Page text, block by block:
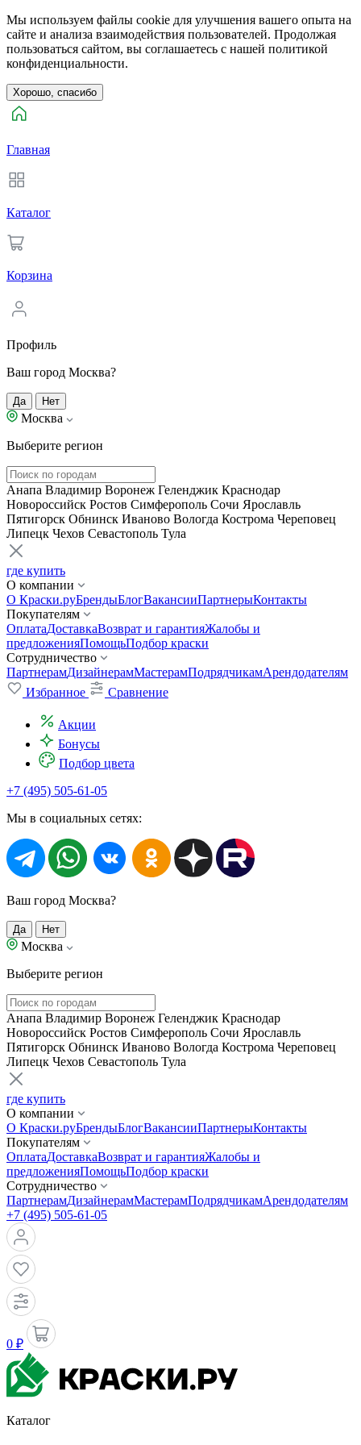
Мы используем файлы cookie для улучшения вашего опыта на
сайте и анализа взаимодействия пользователей. Продолжая
пользоваться сайтом, вы соглашаетесь с нашей политикой
конфиденциальности.
Хорошо, спасибо
Главная
Каталог
Корзина
Профиль
Ваш город Москва?
Да Нет
Москва
Выберите регион
Анапа Владимир Воронеж Геленджик Краснодар
Новороссийск Ростов Симферополь Сочи Ярославль
Пятигорск Обнинск Иваново Вологда Кострома Череповец
Липецк Чехов Севастополь Тула
где купить
О компании
О Краски.руБрендыБлогВакансииПартнерыКонтакты
Покупателям
ОплатаДоставкаВозврат и гарантияЖалобы и
предложенияПомощьПодбор краски
Сотрудничество
ПартнерамДизайнерамМастерамПодрядчикамАрендодателям
Избранное
Сравнение
Акции
Бонусы
Подбор цвета
+7 (495) 505-61-05
Мы в социальных сетях:
Ваш город Москва?
Да Нет
Москва
Выберите регион
Анапа Владимир Воронеж Геленджик Краснодар
Новороссийск Ростов Симферополь Сочи Ярославль
Пятигорск Обнинск Иваново Вологда Кострома Череповец
Липецк Чехов Севастополь Тула
где купить
О компании
О Краски.руБрендыБлогВакансииПартнерыКонтакты
Покупателям
ОплатаДоставкаВозврат и гарантияЖалобы и
предложенияПомощьПодбор краски
Сотрудничество
ПартнерамДизайнерамМастерамПодрядчикамАрендодателям
+7 (495) 505-61-05
0 ₽
Каталог